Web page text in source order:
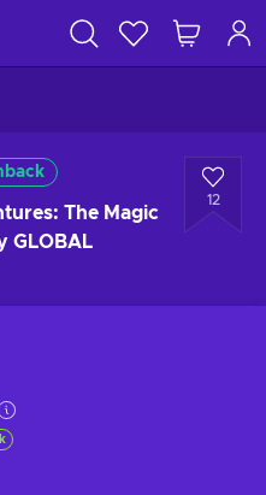
The Magic
GLOBAL
12